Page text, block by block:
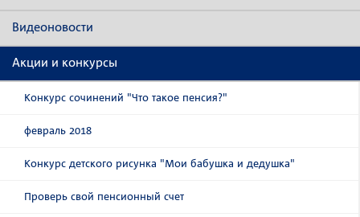
Видеоновости
Акции и конкурсы
Конкурс сочинений "Что такое пенсия?"
февраль 2018
Конкурс детского рисунка "Мои бабушка и дедушка"
Проверь свой пенсионный счет